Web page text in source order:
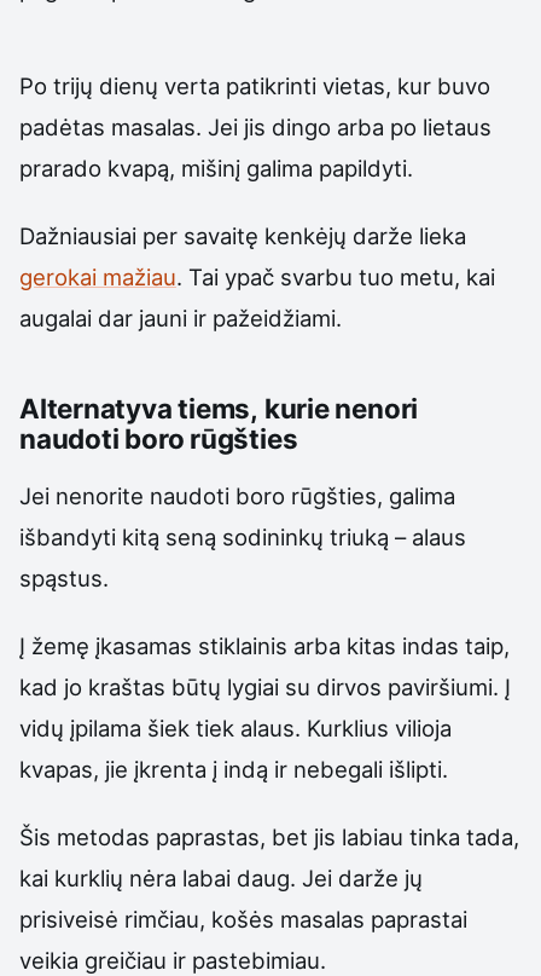
Po trijų dienų verta patikrinti vietas, kur buvo
padėtas masalas. Jei jis dingo arba po lietaus
prarado kvapą, mišinį galima papildyti.
Dažniausiai per savaitę kenkėjų darže lieka
gerokai mažiau. Tai ypač svarbu tuo metu, kai
augalai dar jauni ir pažeidžiami.
Alternatyva tiems, kurie nenori
naudoti boro rūgšties
Jei nenorite naudoti boro rūgšties, galima
išbandyti kitą seną sodininkų triuką – alaus
spąstus.
Į žemę įkasamas stiklainis arba kitas indas taip,
kad jo kraštas būtų lygiai su dirvos paviršiumi. Į
vidų įpilama šiek tiek alaus. Kurklius vilioja
kvapas, jie įkrenta į indą ir nebegali išlipti.
Šis metodas paprastas, bet jis labiau tinka tada,
kai kurklių nėra labai daug. Jei darže jų
prisiveisė rimčiau, košės masalas paprastai
veikia greičiau ir pastebimiau.